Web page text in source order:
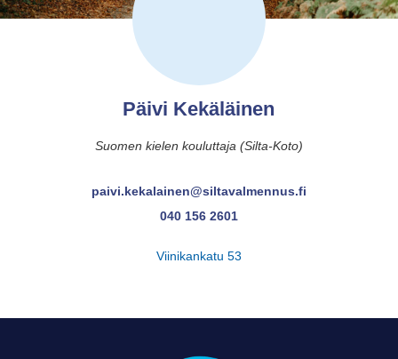
Päivi Kekäläinen
Suomen kielen kouluttaja (Silta-Koto)
paivi.kekalainen@siltavalmennus.fi
040 156 2601
Viinikankatu 53